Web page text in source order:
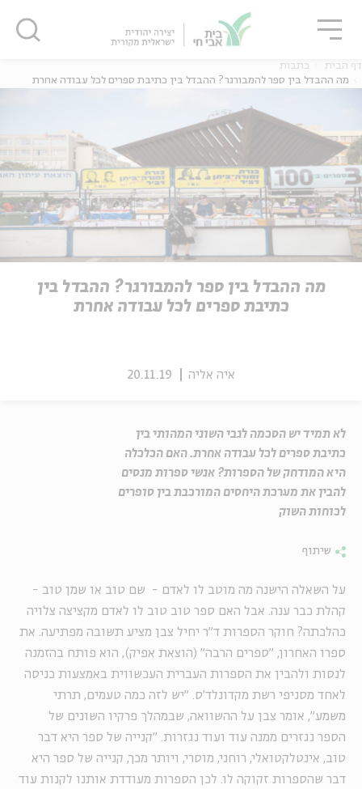
אנגלית
אנגלית
דף הבית
כתבות
מה ההבדל בין ספר להמבורגר? ההבדל בין כתיבת ספרים לכל עבודה אחרת
מה ההבדל בין ספר להמבורגר? ההבדל בין
כתיבת ספרים לכל עבודה אחרת
איה אליה 20.11.19
לא תמיד יש הסכמה לגבי השוני המהותי בין
כתיבת ספרים לכל עבודה אחרת. האם הכלכלה
היא המודחק של הספרות? אנשי ספרות מנסים
להבין את מערכת היחסים המורכבת בין סופרים
לכוחות השוק
שיתוף
על השאלה הישנה מה מוטב לו לאדם - שם טוב או שמן טוב -
קהלת כבר ענה. אבל האם ספר טוב טוב לו לאדם מקציצה צלויה
כהלכתה? חוקר הספרות ד"ר יחיל צבן מציע תשובה מפתיעה. את
ספרו האחרון, "ספרים הרבה" (הוצאת אפיק), הוא פותח בהזמנה
לנסות ולהבין את הספרות העברית העכשווית באמצעות כניסה
לאחד מסניפי רשת מקדונלד'ס. "יש לזה כמה טעמים, תרתי
משמע", אומר צבן על ההשוואה, שבמהלך פרקיו השונים של
הספר נגזרים ממנה עוד ועוד נגזרות. "קנייה של ספר היא דבר
טוב, אינטלקטואלי, רוחני, מוסרי, ויותר מכך, קנייה של ספר היא
דבר שהספרות זקוקה לו. לכן הספרות מעודדת אותנו לקנות עוד
סגור